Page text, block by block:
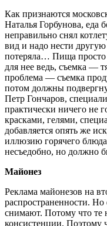
Как признаются
Наталья Горбунова, еда
неправильно снял
вид и надо нести
потеряла… Пища просто
для нее ведь, съемка —
проблема — съемка
потом должны
Петр Гончаров,
практически ничего не
красками, гелями,
добавляется опять же
иллюзию горячего
несъедобно, но должно
Майонез
Реклама майонезов на
распространенности.
снимают. Потому что те
консистенции. Поэтому